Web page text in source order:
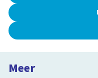
Meer